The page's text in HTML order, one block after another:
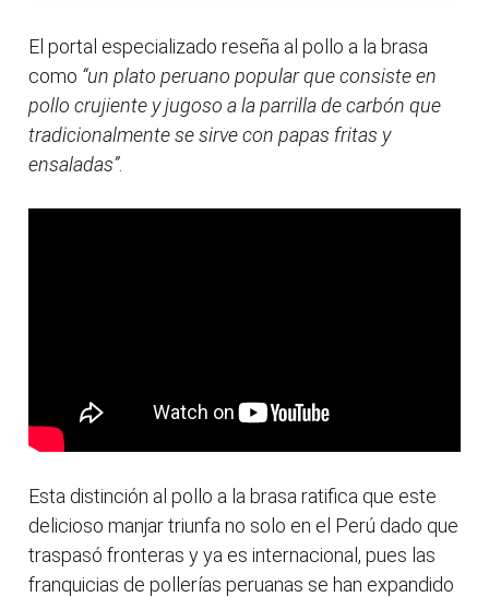
El portal especializado reseña al pollo a la brasa
como “un plato peruano popular que consiste en
pollo crujiente y jugoso a la parrilla de carbón que
tradicionalmente se sirve con papas fritas y
ensaladas”.
Esta distinción al pollo a la brasa ratifica que este
delicioso manjar triunfa no solo en el Perú dado que
traspasó fronteras y ya es internacional, pues las
franquicias de pollerías peruanas se han expandido